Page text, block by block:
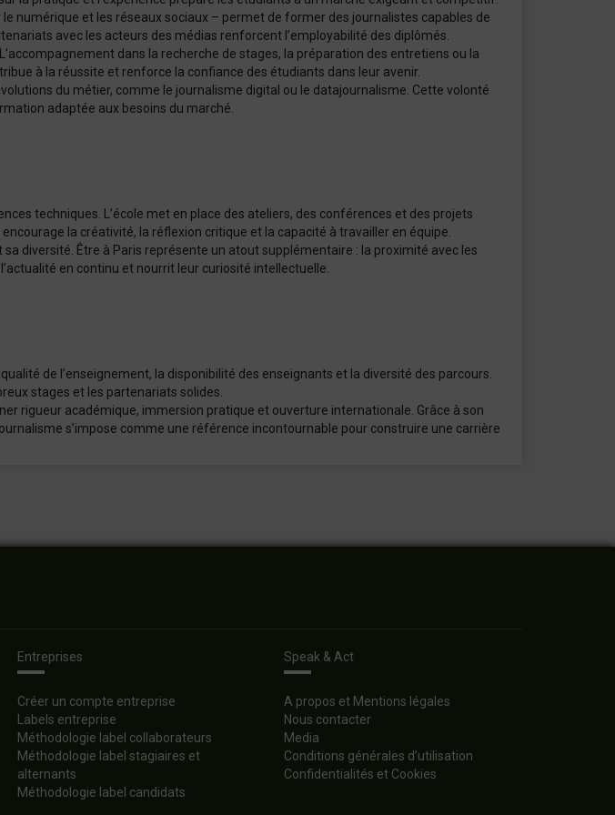
numérique et les réseaux sociaux – permet de former des journalistes capables de
avec les acteurs des médias renforcent l’employabilité des diplômés.
dans la recherche de stages, la préparation des entretiens ou la
à la réussite et renforce la confiance des étudiants dans leur avenir.
du métier, comme le journalisme digital ou le datajournalisme. Cette volonté
adaptée aux besoins du marché.
techniques. L’école met en place des ateliers, des conférences et des projets
la créativité, la réflexion critique et la capacité à travailler en équipe.
diversité. Être à Paris représente un atout supplémentaire : la proximité avec les
en continu et nourrit leur curiosité intellectuelle.
de l’enseignement, la disponibilité des enseignants et la diversité des parcours.
stages et les partenariats solides.
rigueur académique, immersion pratique et ouverture internationale. Grâce à son
s’impose comme une référence incontournable pour construire une carrière
Entreprises
Créer un compte entreprise
Labels entreprise
Méthodologie label collaborateurs
Méthodologie label stagiaires et
alternants
Méthodologie label candidats
Speak & Act
A propos et Mentions légales
Nous contacter
Media
Conditions générales d’utilisation
Confidentialités et Cookies